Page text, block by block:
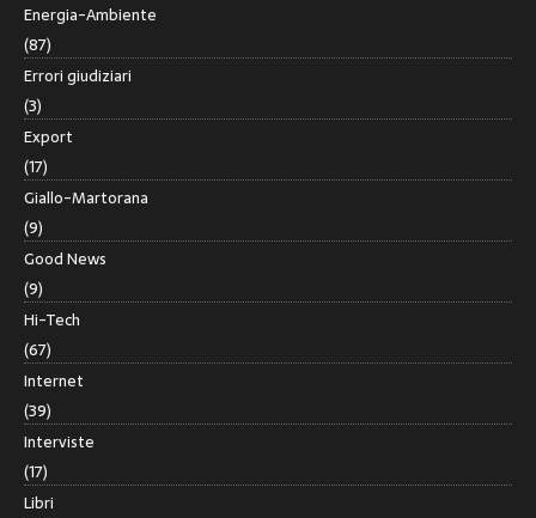
Energia-Ambiente
(87)
Errori giudiziari
(3)
Export
(17)
Giallo-Martorana
(9)
Good News
(9)
Hi-Tech
(67)
Internet
(39)
Interviste
(17)
Libri